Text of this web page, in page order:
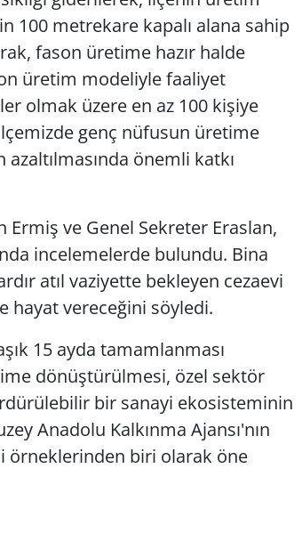
100 metrekare kapalı alana sahip
fason üretime hazır halde
üretim modeliyle faaliyet
olmak üzere en az 100 kişiye
genç nüfusun üretime
önemli katkı
ve Genel Sekreter Eraslan,
incelemelerde bulundu. Bina
atıl vaziyette bekleyen cezaevi
hayat vereceğini söyledi.
15 ayda tamamlanması
dönüştürülmesi, özel sektör
bir sanayi ekosisteminin
Anadolu Kalkınma Ajansı'nın
örneklerinden biri olarak öne